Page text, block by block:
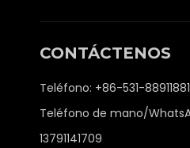
CONTÁCTENOS
Teléfono: +86-531-88911881
Teléfono de mano/
13791141709